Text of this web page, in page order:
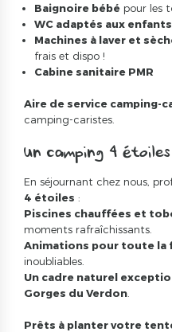
Baignoire bébé pour les
WC adaptés aux enfants
Machines à laver et
frais et dispo !
Cabine sanitaire PMR
Aire de service camping-
camping-caristes.
Un camping 4
En séjournant chez nous,
4 étoiles :
Piscines chauffées et
moments rafraîchissants.
Animations pour toute la
inoubliables.
Un cadre naturel
Gorges du Verdon
Prêts à planter votre